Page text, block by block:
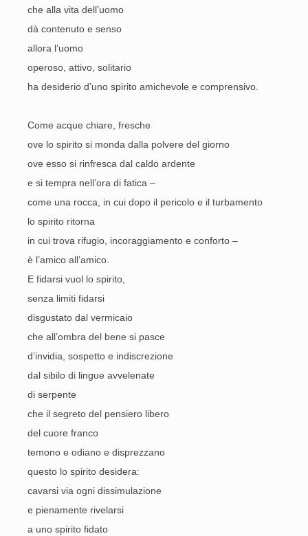
che alla vita dell’uomo
dà contenuto e senso
allora l’uomo
operoso, attivo, solitario
ha desiderio d’uno spirito amichevole e comprensivo.
Come acque chiare, fresche
ove lo spirito si monda dalla polvere del giorno
ove esso si rinfresca dal caldo ardente
e si tempra nell’ora di fatica –
come una rocca, in cui dopo il pericolo e il turbamento
lo spirito ritorna
in cui trova rifugio, incoraggiamento e conforto –
è l’amico all’amico.
E fidarsi vuol lo spirito,
senza limiti fidarsi
disgustato dal vermicaio
che all’ombra del bene si pasce
d’invidia, sospetto e indiscrezione
dal sibilo di lingue avvelenate
di serpente
che il segreto del pensiero libero
del cuore franco
temono e odiano e disprezzano
questo lo spirito desidera:
cavarsi via ogni dissimulazione
e pienamente rivelarsi
a uno spirito fidato